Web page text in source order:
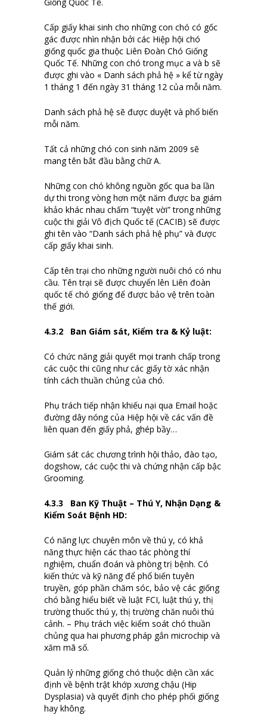
Cấp giấy khai sinh cho những con chó có gốc
gác được nhìn nhận bởi các Hiệp hội chó
giống quốc gia thuộc Liên Đoàn Chó Giống
Quốc Tế. Những con chó trong mục a và b sẽ
được ghi vào « Danh sách phả hệ » kể từ ngày
1 tháng 1 đến ngày 31 tháng 12 của mỗi năm.
Danh sách phả hệ sẽ được duyệt và phổ biến
mỗi năm.
Tất cả những chó con sinh năm 2009 sẽ
mang tên bắt đầu bằng chữ A.
Những con chó không nguồn gốc qua ba lần
dự thi trong vòng hơn một năm được ba giám
khảo khác nhau chấm “tuyệt vời” trong những
cuộc thi giải Vô địch Quốc tế (CACIB) sẽ được
ghi tên vào “Danh sách phả hệ phụ” và được
cấp giấy khai sinh.
Cấp tên trại cho những người nuôi chó có nhu
cầu. Tên trại sẽ được chuyển lên Liên đoàn
quốc tế chó giống để được bảo vệ trên toàn
thế giới.
4.3.2 Ban Giám sát, Kiểm tra & Kỷ luật:
Có chức năng giải quyết mọi tranh chấp trong
các cuộc thi cũng như các giấy tờ xác nhận
tính cách thuần chủng của chó.
Phụ trách tiếp nhận khiếu nại qua Email hoặc
đường dây nóng của Hiệp hội về các vấn đề
liên quan đến giấy phả, ghép bầy…
Giám sát các chương trình hội thảo, đào tạo,
dogshow, các cuộc thi và chứng nhận cấp bậc
Grooming.
4.3.3
Ban Kỹ Thuật – Thú Y, Nhận Dạng &
Kiểm Soát Bệnh HD:
Có năng lực chuyên môn về thú y, có khả
năng thực hiện các thao tác phòng thí
nghiệm, chuẩn đoán và phòng trị bệnh. Có
kiến thức và kỹ năng để phổ biến tuyên
truyền, góp phần chăm sóc, bảo vệ các giống
chó bằng hiểu biết về luật FCI, luật thú y, thị
trường thuốc thú y, thị trường chăn nuôi thú
cảnh. – Phụ trách việc kiểm soát chó thuần
chủng qua hai phương pháp gắn microchip và
xăm mã số.
Quản lý những giống chó thuộc diện cần xác
định về bệnh trật khớp xương chậu (Hip
Dysplasia) và quyết định cho phép phối giống
hay không.